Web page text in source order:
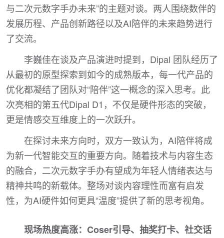
与二次元数字手办未来”的主题对谈。两人围绕数伴的
发展历程、产品创新路径以及AI陪伴的未来趋势进行
了交流。
李巍佳在谈及产品演进时提到，Dipal 团队经历了
从最初的原型探索到如今的成熟版本，每一代产品的
优化都凝结了团队对“陪伴”这一概念的深入思考。此
次亮相的第五代Dipal D1，不仅是硬件形态的突破，
更是情感交互维度上的一次跃升。
在探讨未来方向时，双方一致认为，AI陪伴将成
为新一代智能交互的重要方向。随着技术与内容生态
的融合，二次元数字手办有望成为年轻人情绪表达与
精神共鸣的新载体。整场对谈内容理性而富有启发
性，为AI硬件如何更具“温度”提供了新的思考视角。
现场热度高涨：Coser引导、抽奖打卡、社交话